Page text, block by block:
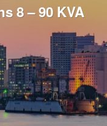
8 – 90 KVA